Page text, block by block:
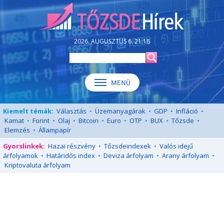
2026. AUGUSZTUS 6. 21:18
Kiemelt témák: Választás • Üzemanyagárak • GDP • Infláció •
Kamat • Forint • Olaj • Bitcoin • Euro • OTP • BUX • Tőzsde •
Elemzés • Állampapír
Gyorslinkek: Hazai részvény • Tőzsdeindexek • Valós idejű
árfolyamok • Határidős index • Deviza árfolyam • Arany árfolyam •
Kriptovaluta árfolyam